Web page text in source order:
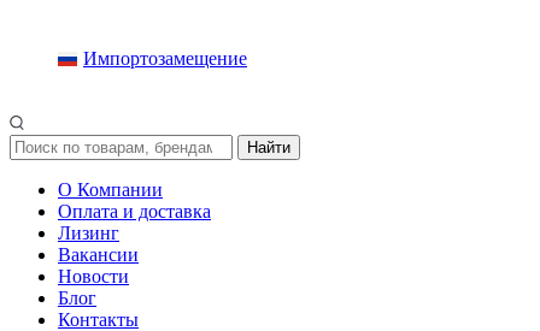
Импортозамещение
Найти
О Компании
Оплата и доставка
Лизинг
Вакансии
Новости
Блог
Контакты